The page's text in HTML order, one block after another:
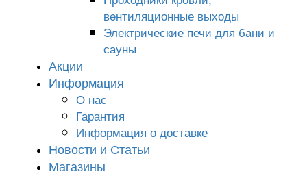
вeнтиляционные выходы
Электрические печи для бани и
сауны
Акции
Информация
О нас
Гарантия
Информация о доставке
Новости и Статьи
Магазины